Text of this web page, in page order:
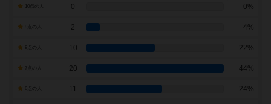
0 0%
2 4%
10 22%
7点の人 20 44%
11 24%